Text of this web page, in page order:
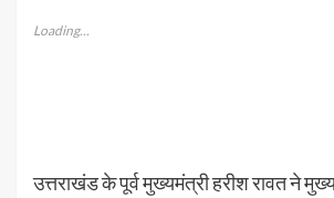
Loading...
उत्तराखंड के पूर्व मुख्यमंत्री हरीश रावत ने